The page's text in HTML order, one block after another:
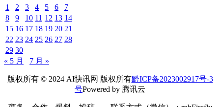
1
2 3 4 5 6
7
8
9 10 11 12 13 14
15 16 17 18 19 20 21
22 23 24 25 26 27 28
29 30
« 5 月
7 月 »
版权所有 © 2024 AI快讯网 版权所有黔ICP备2023002917号-3
号Powered by 腾讯云